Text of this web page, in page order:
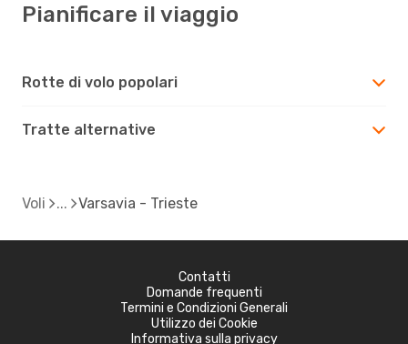
Pianificare il viaggio
Rotte di volo popolari
Tratte alternative
Voli Varsavia - Trieste
Contatti
Domande frequenti
Termini e Condizioni Generali
Utilizzo dei Cookie
Informativa sulla privacy